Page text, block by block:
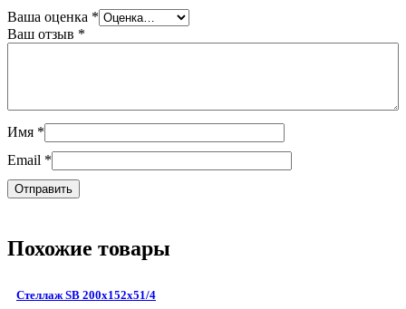
Ваша оценка *
Ваш отзыв *
Имя *
Email *
Похожие товары
Стеллаж SB 200x152x51/4